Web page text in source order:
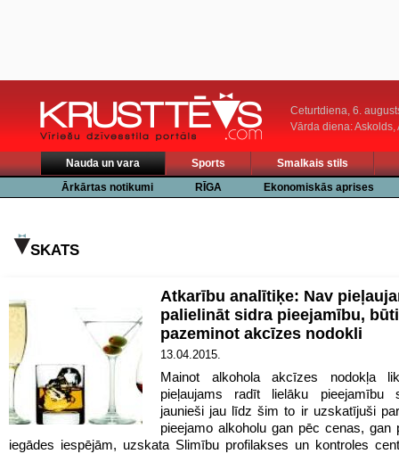
Ceturtdiena, 6.
Vārda diena: Askolds,
Nauda un vara Sports
Smalkais stils
Ārkārtas notikumi
RĪGA Ekonomiskās aprises
SKATS
Atkarību analītiķe: Nav
palielināt sidra pieejamību,
pazeminot akcīzes nodokli
13.04.2015.
Mainot alkohola akcīzes nodokļa
pieļaujams radīt lielāku pieejamību
jaunieši jau līdz šim to ir uzskatījuši
pieejamo alkoholu gan pēc cenas, gan
iegādes iespējām, uzskata Slimību profilakses un kontroles